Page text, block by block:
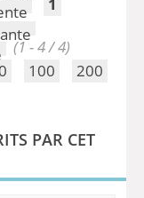
(1 - 4 / 4)
100 200
PAR CET